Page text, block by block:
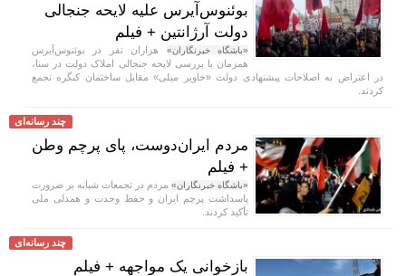
بوئنوس‌آیرس علیه لایحه جنجالی
دولت آرژانتین + فیلم
«باشگاه خبرنگاران» هزاران نفر در بوئنوس‌آیرس
همزمان با بررسی لایحه جنجالی املاک دولت در سنا،
در اعتراض به اصلاحات پیشنهادی دولت «خاویر میلی» مقابل ساختمان کنگره تجمع
کردند.
چند رسانه‌ای
مردم ایران‌دوست، پای پرچم وطن
+ فیلم
«باشگاه خبرنگاران» مردم در تجمعات شبانه بر ضرورت
پاسداشت پرچم ایران و حفظ وحدت و همدلی ملی
تأکید کردند.
چند رسانه‌ای
بازخوانی یک مواجهه + فیلم